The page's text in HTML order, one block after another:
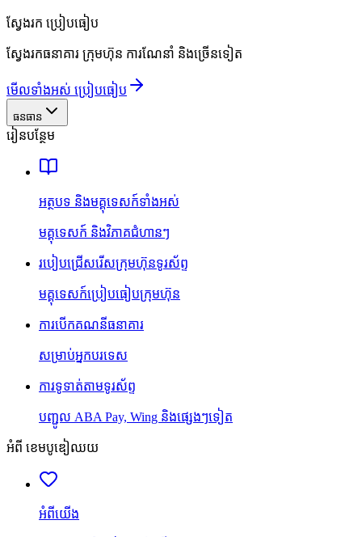
ស្វែងរក ប្រៀបធៀប
ស្វែងរកធនាគារ ក្រុមហ៊ុន ការណែនាំ និងច្រើនទៀត
មើលទាំងអស់ ប្រៀបធៀប
ធនធាន
រៀនបន្ថែម
អត្ថបទ និងមគ្គុទេសក៍ទាំងអស់
មគ្គុទេសក៍ និងវិភាគជំហានៗ
របៀបជ្រើសរើសក្រុមហ៊ុនទូរស័ព្ទ
មគ្គុទេសក៍ប្រៀបធៀបក្រុមហ៊ុន
ការបើកគណនីធនាគារ
សម្រាប់អ្នកបរទេស
ការទូទាត់តាមទូរស័ព្ទ
បញ្ជូល ABA Pay, Wing និងផ្សេងៗទៀត
អំពី ខេមបូឌៀឈយ
អំពីយើង